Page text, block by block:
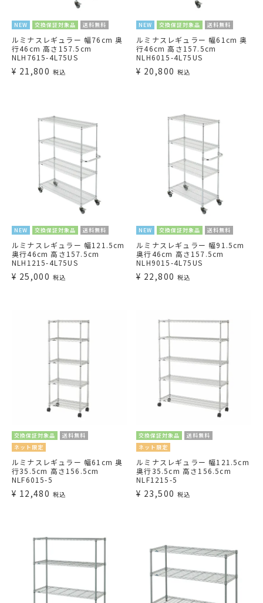
NEW 交換保証対象品 送料無料
ルミナスレギュラー 幅76cm 奥
行46cm 高さ157.5cm
NLH7615-4L75US
¥ 21,800 税込
NEW 交換保証対象品 送料無料
ルミナスレギュラー 幅61cm 奥
行46cm 高さ157.5cm
NLH6015-4L75US
¥ 20,800 税込
NEW 交換保証対象品 送料無料
ルミナスレギュラー 幅121.5cm
奥行46cm 高さ157.5cm
NLH1215-4L75US
¥ 25,000 税込
NEW 交換保証対象品 送料無料
ルミナスレギュラー 幅91.5cm
奥行46cm 高さ157.5cm
NLH9015-4L75US
¥ 22,800 税込
交換保証対象品
送料無料
ネット限定
ルミナスレギュラー 幅61cm 奥
行35.5cm 高さ156.5cm
NLF6015-5
¥ 12,480 税込
交換保証対象品
送料無料
ネット限定
ルミナスレギュラー 幅121.5cm
奥行35.5cm 高さ156.5cm
NLF1215-5
¥ 23,500 税込